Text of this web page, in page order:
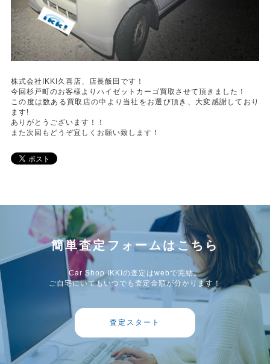
株式会社IKKI久喜店、店長飯田です！
今回杉戸町のお客様よりハイゼットカーゴ買取させて頂きました！
この度は数ある買取店の中より当社をお選び頂き、大変感謝しており
ます!
ありがとうございます！！
また次回もどうぞ宜しくお願い致します！
簡単査定フォームはこちら
Car Shop IKKIの査定はwebで完結。
ご自宅にいてもいつでも査定金額が分かります！
査定スタート